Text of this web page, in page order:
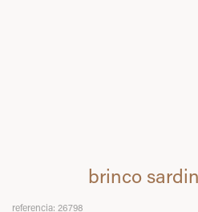
brinco
referencia: 26798